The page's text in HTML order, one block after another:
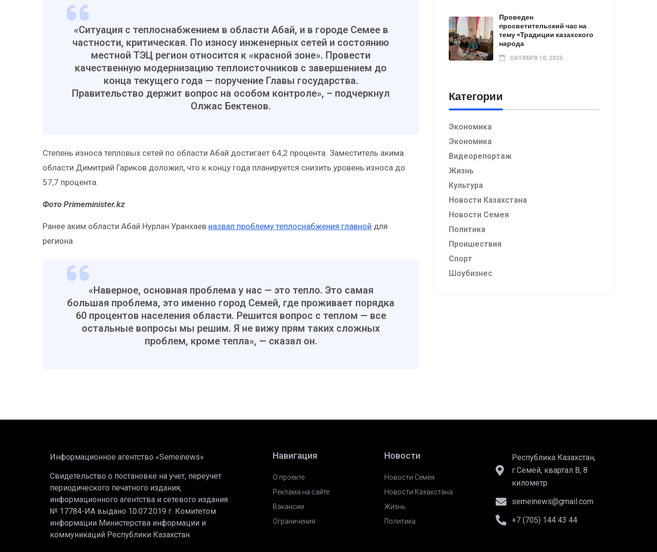
«Ситуация с теплоснабжением в области Абай, и в городе Семее в
частности, критическая. По износу инженерных сетей и состоянию
местной ТЭЦ регион относится к «красной зоне». Провести
качественную модернизацию теплоисточников с завершением до
конца текущего года — поручение Главы государства.
Правительство держит вопрос на особом контроле», – подчеркнул
Олжас Бектенов.
Степень износа тепловых сетей по области Абай достигает 64,2 процента. Заместитель акима
области Димитрий Гариков доложил, что к концу года планируется снизить уровень износа до
57,7 процента.
Фото Primeminister.kz
Ранее аким области Абай Нурлан Уранхаев назвал проблему теплоснабжения главной для
региона.
«Наверное, основная проблема у нас — это тепло. Это самая
большая проблема, это именно город Семей, где проживает порядка
60 процентов населения области. Решится вопрос с теплом — все
остальные вопросы мы решим. Я не вижу прям таких сложных
проблем, кроме тепла», — сказал он.
Проведен
просветительский час на
тему «Традиции казахского
народа
ОКТЯБРЯ 10, 2025
Категории
Экономика
Экономика
Видеорепортаж
Жизнь
Культура
Новости Казахстана
Новости Семея
Политика
Проишествия
Спорт
Шоубизнес
Информационное агентство «Semeinews»
Свидетельство о постановке на учет, переучет
периодического печатного издания,
информационного агентства и сетевого издания
№ 17784-ИА выдано 10.07.2019 г. Комитетом
информации Министерства информации и
коммуникаций Республики Казахстан.
Навигация
О проекте
Реклама на сайте
Вакансии
Ограничения
Новости
Новости Семея
Новости Казахстана
Жизнь
Политика
Республика Казахстан,
г.Семей, квартал В, 8
километр
semeinews@gmail.com
+7 (705) 144 43 44